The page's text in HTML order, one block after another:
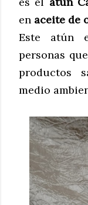
en aceite de
Este atún
personas
productos
medio